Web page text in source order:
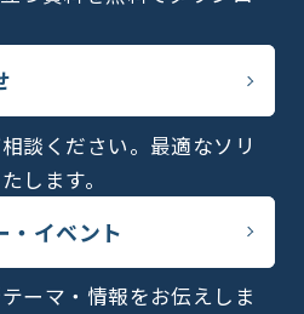
談ください。最適なソリ
します。
・イベント
ーマ・情報をお伝えしま